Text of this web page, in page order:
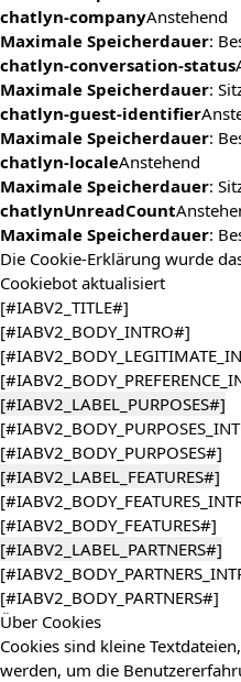
chatlyn-companyAnstehend
Maximale Speicherdauer:
chatlyn-conversation-status
Maximale Speicherdauer:
chatlyn-guest-identifier
Maximale Speicherdauer:
chatlyn-localeAnstehend
Maximale Speicherdauer:
chatlynUnreadCount
Maximale Speicherdauer:
Die Cookie-Erklärung wurde
Cookiebot aktualisiert
[#IABV2_TITLE#]
[#IABV2_BODY_INTRO#]
[#IABV2_LABEL_PURPOSES#]
[#IABV2_BODY_PURPOSES#]
[#IABV2_LABEL_FEATURES#]
[#IABV2_BODY_FEATURES#]
[#IABV2_LABEL_PARTNERS#]
[#IABV2_BODY_PARTNERS#]
Über Cookies
Cookies sind kleine
werden, um die